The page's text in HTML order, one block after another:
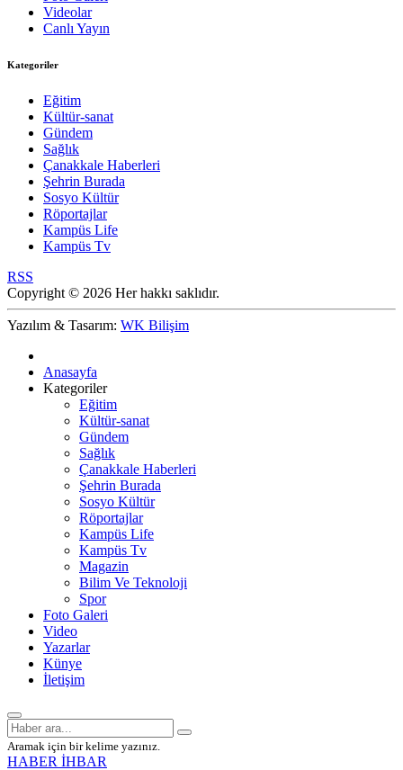
Videolar
Canlı Yayın
Kategoriler
Eğitim
Kültür-sanat
Gündem
Sağlık
Çanakkale Haberleri
Şehrin Burada
Sosyo Kültür
Röportajlar
Kampüs Life
Kampüs Tv
RSS
Copyright © 2026 Her hakkı saklıdır.
Yazılım & Tasarım: WK Bilişim
Anasayfa
Kategoriler
Eğitim
Kültür-sanat
Gündem
Sağlık
Çanakkale Haberleri
Şehrin Burada
Sosyo Kültür
Röportajlar
Kampüs Life
Kampüs Tv
Magazin
Bilim Ve Teknoloji
Spor
Foto Galeri
Video
Yazarlar
Künye
İletişim
Aramak için bir kelime yazınız.
HABER İHBAR